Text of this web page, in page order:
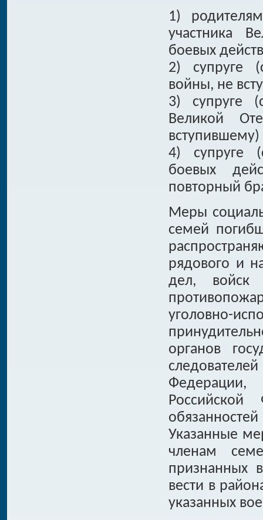
1)
участника
боевых
2) супруге
войны, не
3) супруге
Великой
4) супруге
боевых
повторный
Меры
семей
рядового и
дел, войск
уголовно-
органов
Федерации,
Указанные
членам
признанных
вести в
указанных